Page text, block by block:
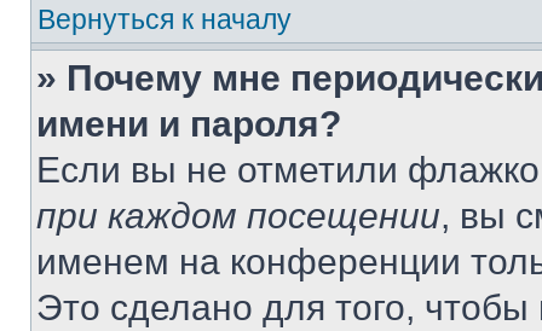
Вернуться к началу
» Почему мне
имени и пароля?
Если вы не отметили
при каждом посещении, вы
именем на конференции
Это сделано для того, чтобы